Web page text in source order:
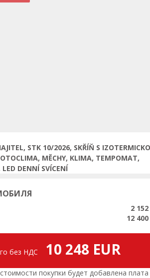
STK 10/2026, SKŘÍŇ S
MĚCHY, KLIMA, TEMPOMAT,
DENNÍ SVÍCENÍ
2 152
12 400
без НДС 10 248 EUR
покупки будет добавлена плата